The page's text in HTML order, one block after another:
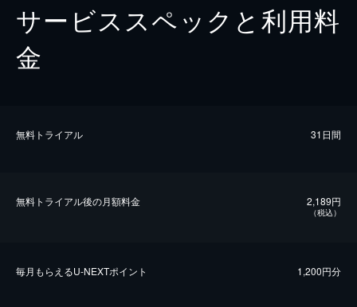
サービススペックと利用料
金
無料トライアル 31日間
無料トライアル後の⽉額料金 2,189円
（税込）
毎⽉もらえるU-NEXTポイント 1,200円分